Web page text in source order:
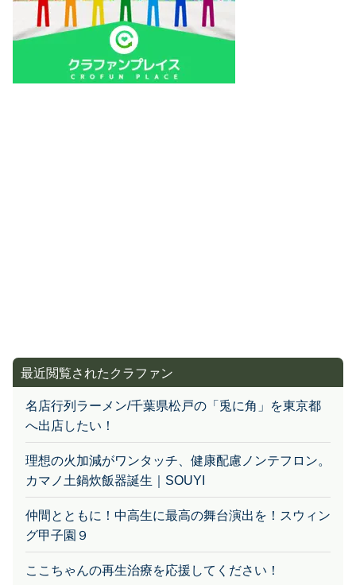
名店行列ラーメン/千葉県松戸の「兎に角」を東京都
へ出店したい！
理想の火加減がワンタッチ、健康配慮ノンテフロン。
カマノ土鍋炊飯器誕生｜SOUYI
仲間とともに！中高生に最高の舞台演出を！スウィン
グ甲子園９
ここちゃんの再生治療を応援してください！